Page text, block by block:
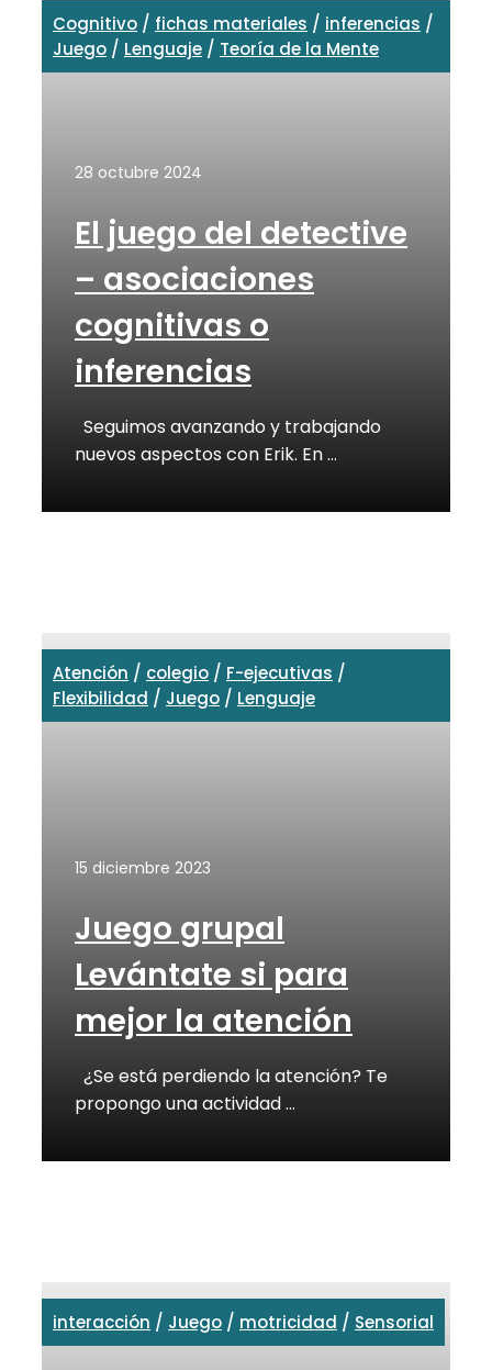
Cognitivo / fichas materiales / inferencias /
Juego / Lenguaje / Teoría de la Mente
28 octubre 2024
El juego del detective
– asociaciones
cognitivas o
inferencias
Seguimos avanzando y trabajando
nuevos aspectos con Erik. En …
Atención / colegio / F-ejecutivas /
Flexibilidad / Juego / Lenguaje
15 diciembre 2023
Juego grupal
Levántate si para
mejor la atención
¿Se está perdiendo la atención? Te
propongo una actividad …
interacción / Juego / motricidad / Sensorial